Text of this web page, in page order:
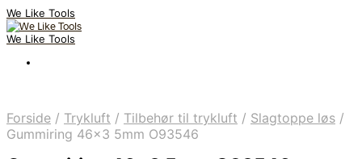
We Like Tools
We Like Tools
Forside / Trykluft / Tilbehør til trykluft / Slagtoppe løs /
Gummiring 46×3 5mm O93546